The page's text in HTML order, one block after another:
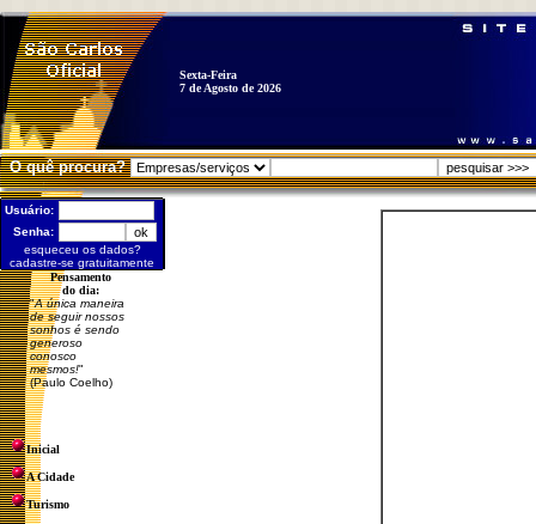
Sexta-Feira
7 de Agosto de 2026
O quê procura?
Usuário:
Senha:
esqueceu os dados?
cadastre-se gratuitamente
Pensamento
do dia:
"A única maneira
de seguir nossos
sonhos é sendo
generoso
conosco
mesmos!"
(Paulo Coelho)
Inicial
A Cidade
Turismo